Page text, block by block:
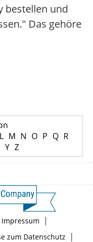
bestellen und
Das gehöre
L M N O P Q R
Y Z
Impressum |
zum Datenschutz |